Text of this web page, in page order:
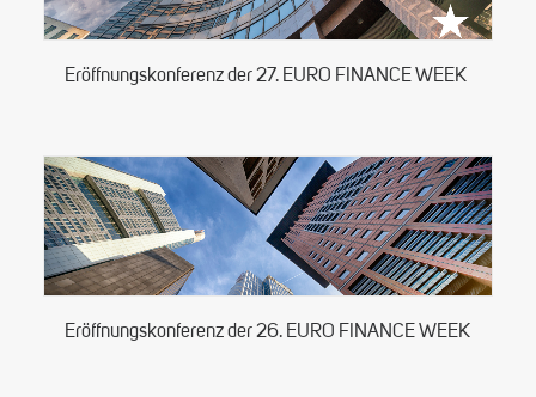
Eröffnungskonferenz der 27. EURO FINANCE WEEK
Eröffnungskonferenz der 26. EURO FINANCE WEEK